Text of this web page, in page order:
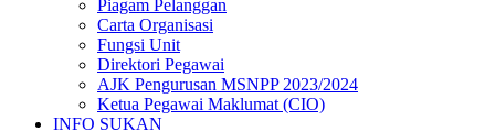
Piagam Pelanggan
Carta Organisasi
Fungsi Unit
Direktori Pegawai
AJK Pengurusan MSNPP 2023/2024
Ketua Pegawai Maklumat (CIO)
INFO SUKAN